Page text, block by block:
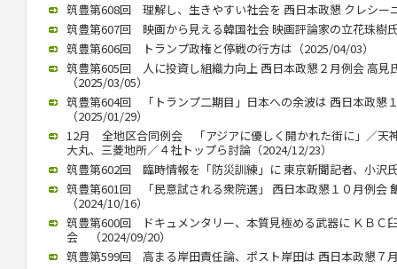
筑豊第608回 理解し、生きやすい社会を 西日本政懇 クレシー
筑豊第607回 映画から見える韓国社会 映画評論家の立花珠樹
筑豊第606回 トランプ政権と停戦の行方は（2025/04/03）
筑豊第605回 人に投資し組織力向上 西日本政懇２月例会 高見
（2025/03/05）
筑豊第604回 「トランプ二期目」日本への余波は 西日本政懇
（2025/01/29）
12月 全地区合同例会 「アジアに優しく開かれた街に」／天
大丸、三菱地所／４社トップら討論（2024/12/23）
筑豊第602回 臨時情報を「防災訓練」に 東京新聞記者、小沢
筑豊第601回 「民意試される衆院選」 西日本政懇１０月例会
（2024/10/16）
筑豊第600回 ドキュメンタリー、本質見極める武器に ＫＢＣ
会 （2024/09/20）
筑豊第599回 高まる岸田責任論、ポスト岸田は 西日本政懇７